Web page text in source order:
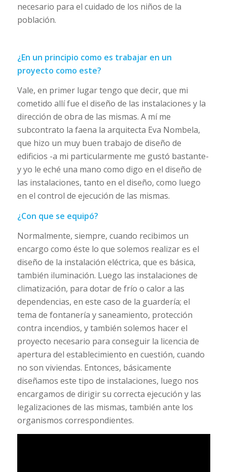
necesario para el cuidado de los niños de la
población.
¿En un principio como es trabajar en un
proyecto como este?
Vale, en primer lugar tengo que decir, que mi
cometido allí fue el diseño de las instalaciones y la
dirección de obra de las mismas. A mí me
subcontrato la faena la arquitecta Eva Nombela,
que hizo un muy buen trabajo de diseño de
edificios -a mi particularmente me gustó bastante-
y yo le eché una mano como digo en el diseño de
las instalaciones, tanto en el diseño, como luego
en el control de ejecución de las mismas.
¿Con que se equipó?
Normalmente, siempre, cuando recibimos un
encargo como éste lo que solemos realizar es el
diseño de la instalación eléctrica, que es básica,
también iluminación. Luego las instalaciones de
climatización, para dotar de frío o calor a las
dependencias, en este caso de la guardería; el
tema de fontanería y saneamiento, protección
contra incendios, y también solemos hacer el
proyecto necesario para conseguir la licencia de
apertura del establecimiento en cuestión, cuando
no son viviendas. Entonces, básicamente
diseñamos este tipo de instalaciones, luego nos
encargamos de dirigir su correcta ejecución y las
legalizaciones de las mismas, también ante los
organismos correspondientes.